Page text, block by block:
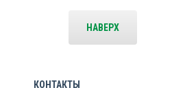
КОНТАКТЫ
НАВЕРХ